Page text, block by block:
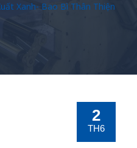
Xanh- Bao Bì Thân Thiện
2
TH6